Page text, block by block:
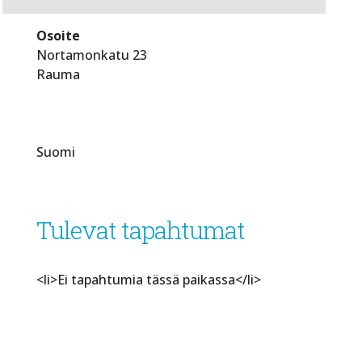
Osoite
Nortamonkatu 23
Rauma
Suomi
Tulevat tapahtumat
<li>Ei tapahtumia tässä paikassa</li>